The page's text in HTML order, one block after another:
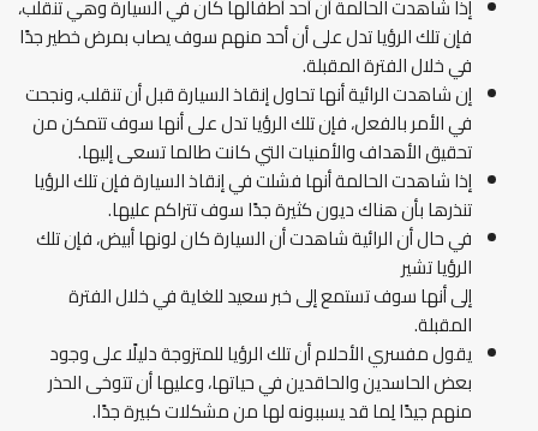
إذا شاهدت الحالمة أن أحد أطفالها كان في السيارة وهي تنقلب،
فإن تلك الرؤيا تدل على أن أحد منهم سوف يصاب بمرض خطير جدًا
في خلال الفترة المقبلة.
إن شاهدت الرائية أنها تحاول إنقاذ السيارة قبل أن تنقلب، ونجحت
في الأمر بالفعل، فإن تلك الرؤيا تدل على أنها سوف تتمكن من
تحقيق الأهداف والأمنيات التي كانت طالما تسعى إليها.
إذا شاهدت الحالمة أنها فشلت في إنقاذ السيارة فإن تلك الرؤيا
تنذرها بأن هناك ديون كثيرة جدًا سوف تتراكم عليها.
في حال أن الرائية شاهدت أن السيارة كان لونها أبيض، فإن تلك
الرؤيا تشير
إلى أنها سوف تستمع إلى خبر سعيد للغاية في خلال الفترة
المقبلة.
يقول مفسري الأحلام أن تلك الرؤيا للمتزوجة دليلًا على وجود
بعض الحاسدين والحاقدين في حياتها، وعليها أن تتوخى الحذر
منهم جيدًا لِما قد يسببونه لها من مشكلات كبيرة جدًا.